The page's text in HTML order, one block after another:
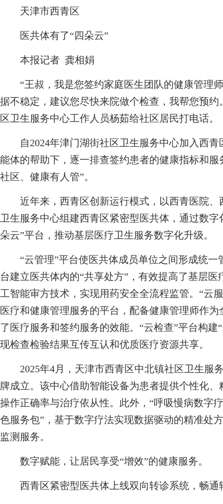
天津市西青区
医共体有了“四朵云”
本报记者 龚相娟
“王叔，我是您签约家庭医生团队的健康管理
据不稳定，建议您尽快来院做个检查，我帮您预
区卫生服务中心工作人员杨茹给社区居民打电话。
自2024年津门湖街社区卫生服务中心加入西青
能体的帮助下，逐一排查签约患者的健康指标和
社区、健康有人管”。
近年来，西青区创新运行模式，以西青医院、
卫生服务中心组建西青区紧密型医共体，通过数
朵云”平台，推动基层医疗卫生服务数字化升级。
“云管理”平台使医共体成员单位之间形成统一
台建立医共体内的“共享处方”，有效提高了基层
工智能审方技术，实现用药安全全流程监管。“云
医疗和健康管理服务的平台，配备健康管理师作
了医疗服务和签约服务的效能。“云检查”平台构
现检查检验结果互传互认和优质医疗资源共享。
2025年4月，天津市西青区中北镇社区卫生服
牌成立。该中心借助智能设备为患者提供个性化
操作正确率与治疗依从性。此外，“呼吸慢病数字
色服务包”，基于数字疗法实现数据驱动的精准处
监测服务。
数字赋能，让居民享受“增效”的健康服务。
西青区紧密型医共体上线双向转诊系统，畅通